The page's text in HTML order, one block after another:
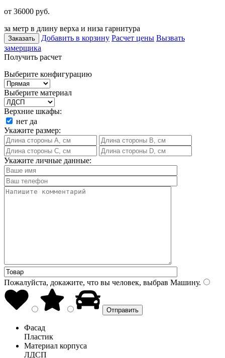
от 36000 руб.
за метр в длину верха и низа гарнитура
Заказать Добавить в корзину Расчет цены Вызвать
замерщика
Получить расчет
Выберите конфигурацию
Выберите материал
Верхние шкафы:
нет да
Укажите размер:
Укажите личные данные:
Пожалуйста, докажите, что вы человек, выбрав Машину.
Фасад
Пластик
Материал корпуса
ЛДСП